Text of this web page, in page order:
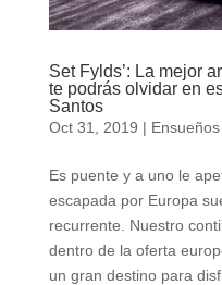
Set Fylds’: La mejor
te podrás olvidar en
Santos
Oct 31, 2019 | Ensueños
Es puente y a uno le
escapada por Europa
recurrente. Nuestro
dentro de la oferta
un gran destino para